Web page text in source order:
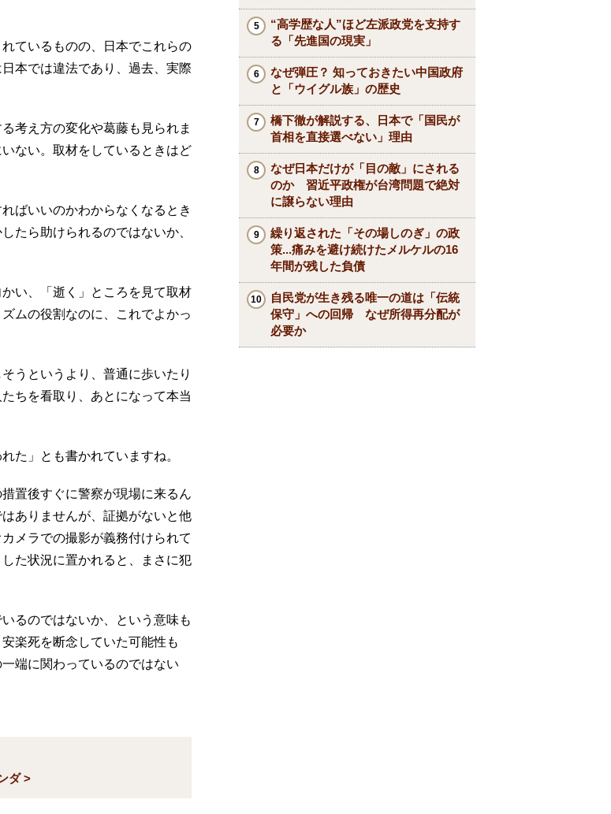
ているものの、日本でこれらの
本では違法であり、過去、実際
考え方の変化や葛藤も見られま
ない。取材をしているときはど
ばいいのかわからなくなるとき
たら助けられるのではないか、
い、「逝く」ところを見て取材
ムの役割なのに、これでよかっ
うというより、普通に歩いたり
ちを看取り、あとになって本当
た」とも書かれていますね。
置後すぐに警察が現場に来るん
ありませんが、証拠がないと他
メラでの撮影が義務付けられて
た状況に置かれると、まさに犯
るのではないか、という意味も
楽死を断念していた可能性も
端に関わっているのではない
ダ >
“高学歴な人”ほど左派政党を支持す
る「先進国の現実」
なぜ弾圧？ 知っておきたい中国政府
と「ウイグル族」の歴史
橋下徹が解説する、日本で「国民が
首相を直接選べない」理由
なぜ日本だけが「目の敵」にされる
のか 習近平政権が台湾問題で絶対
に譲らない理由
繰り返された「その場しのぎ」の政
策...痛みを避け続けたメルケルの16
年間が残した負債
自民党が生き残る唯一の道は「伝統
保守」への回帰 なぜ所得再分配が
必要か